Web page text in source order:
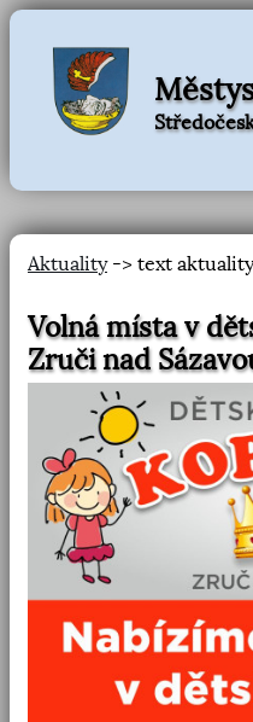
Aktuality-> text aktuality
Volná místa v
Zruči nad